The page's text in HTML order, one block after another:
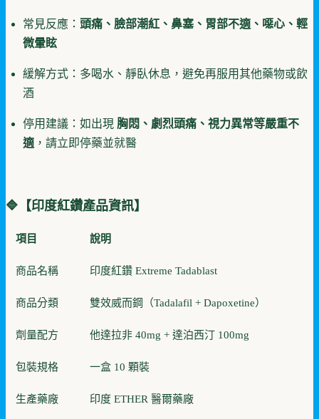
常見反應： 頭痛、臉部潮紅、鼻塞、胃部不適、噁心、輕
微暈眩
緩解方式：多喝水、靜臥休息，避免再服用其他藥物或飲
酒
停用建議：如出現 胸悶、劇烈頭痛、視力異常等嚴重不
適 ，請立即停藥並就醫
🔷【印度紅鑽產品資訊】
項目 說明
商品名稱 印度紅鑽 Extreme Tadablast
商品分類 雙效威而鋼（Tadalafil + Dapoxetine）
劑量配方 他達拉非 40mg + 達泊西汀 100mg
包裝規格 一盒 10 顆裝
生產藥廠 印度 ETHER 醫爾藥廠